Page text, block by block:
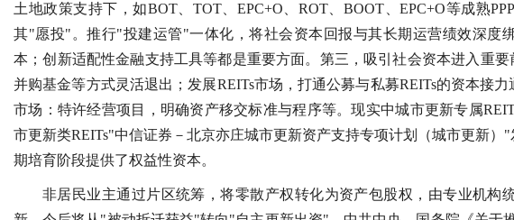
土地政策支持下，如BOT、TOT、EPC+O、ROT、BOOT、EPC+O等成熟
其"愿投"。推行"投建运管"一体化，将社会资本回报与其长期运营绩效深度
本；创新适配性金融支持工具等都是重要方面。第三，吸引社会资本进入重
并购基金等方式灵活退出；发展REITs市场，打通公募与私募REITs的资本接
市场：特许经营项目，明确资产移交标准与程序等。现实中城市更新专属
市更新类REITs"中信证券－北京亦庄城市更新资产支持专项计划（城市更新
期培育阶段提供了权益性资本。
非居民业主通过片区统筹，将零散产权转化为资产包股权，由专业机构